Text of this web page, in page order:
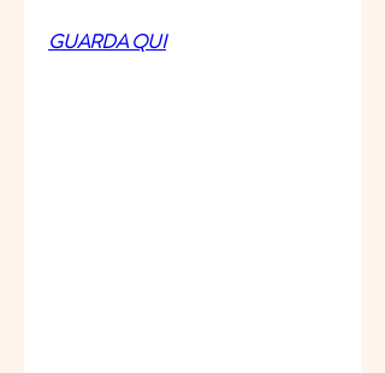
GUARDA QUI